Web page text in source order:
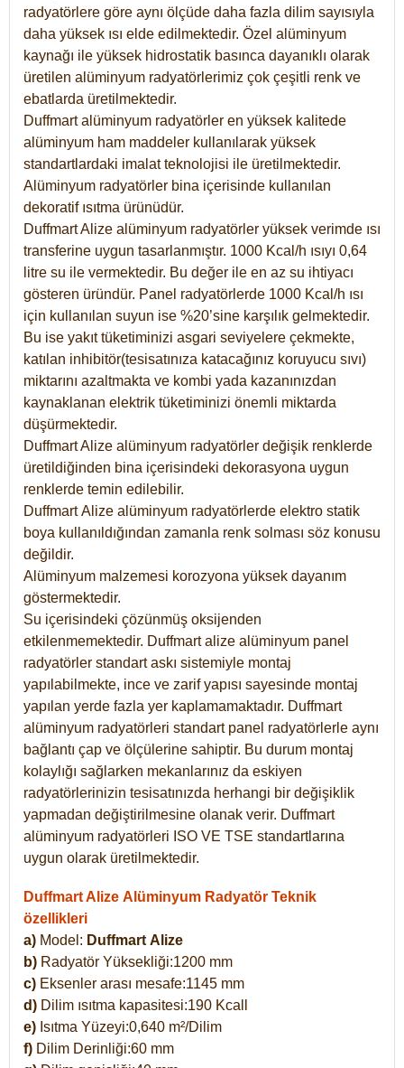
radyatörlere göre aynı ölçüde daha fazla dilim sayısıyla
daha yüksek ısı elde edilmektedir. Özel alüminyum
kaynağı ile yüksek hidrostatik basınca dayanıklı olarak
üretilen alüminyum radyatörlerimiz çok çeşitli renk ve
ebatlarda üretilmektedir.
Duffmart alüminyum radyatörler en yüksek kalitede
alüminyum ham maddeler kullanılarak yüksek
standartlardaki imalat teknolojisi ile üretilmektedir.
Alüminyum radyatörler bina içerisinde kullanılan
dekoratif ısıtma ürünüdür.
Duffmart Alize alüminyum radyatörler yüksek verimde ısı
transferine uygun tasarlanmıştır. 1000 Kcal/h ısıyı 0,64
litre su ile vermektedir. Bu değer ile en az su ihtiyacı
gösteren üründür. Panel radyatörlerde 1000 Kcal/h ısı
için kullanılan suyun ise %20’sine karşılık gelmektedir.
Bu ise yakıt tüketiminizi asgari seviyelere çekmekte,
katılan inhibitör(tesisatınıza katacağınız koruyucu sıvı)
miktarını azaltmakta ve kombi yada kazanınızdan
kaynaklanan elektrik tüketiminizi önemli miktarda
düşürmektedir.
Duffmart Alize alüminyum radyatörler değişik renklerde
üretildiğinden bina içerisindeki dekorasyona uygun
renklerde temin edilebilir.
DuffmartAlize alüminyum radyatörlerde elektro statik
boya kullanıldığından zamanla renk solması söz konusu
değildir.
Alüminyum malzemesi korozyona yüksek dayanım
göstermektedir.
Su içerisindeki çözünmüş oksijenden
etkilenmemektedir. Duffmart alize alüminyum panel
radyatörler standart askı sistemiyle montaj
yapılabilmekte, ince ve zarif yapısı sayesinde montaj
yapılan yerde fazla yer kaplamamaktadır. Duffmart
alüminyum radyatörleri standart panel radyatörlerle aynı
bağlantı çap ve ölçülerine sahiptir. Bu durum montaj
kolaylığı sağlarken mekanlarınız da eskiyen
radyatörlerinizin tesisatınızda herhangi bir değişiklik
yapmadan değiştirilmesine olanak verir. Duffmart
alüminyum radyatörleri ISO VE TSE standartlarına
uygun olarak üretilmektedir.
Duffmart Alize Alüminyum Radyatör Teknik
özellikleri
a) Model: Duffmart Alize
b) Radyatör Yüksekliği:1200 mm
c) Eksenler arası mesafe:1145 mm
d) Dilim ısıtma kapasitesi:190 Kcall
e) Isıtma Yüzeyi:0,640 m²/Dilim
f) Dilim Derinliği:60 mm